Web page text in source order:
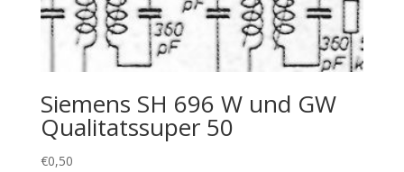
Siemens SH 696 W und GW
Qualitatssuper 50
€0,50